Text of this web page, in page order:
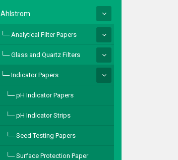
Ahlstrom
Analytical Filter Papers
Glass and Quartz Filters
Indicator Papers
pH Indicator Papers
pH Indicator Strips
Seed Testing Papers
Surface Protection Paper